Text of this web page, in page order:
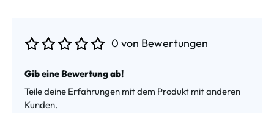
0 von Bewertungen
Gib eine Bewertung ab!
Teile deine Erfahrungen mit dem Produkt mit anderen
Kunden.